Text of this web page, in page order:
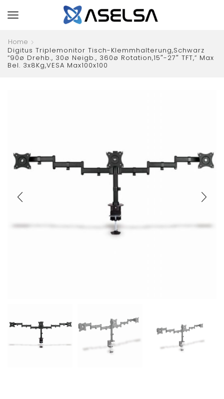
Home
Digitus Triplemonitor Tisch-Klemmhalterung,schwarz
“90ø Drehb., 30ø Neigb., 360ø Rotation,15″-27″ TFT,” Max
Bel. 3x8Kg,VESA Max100x100